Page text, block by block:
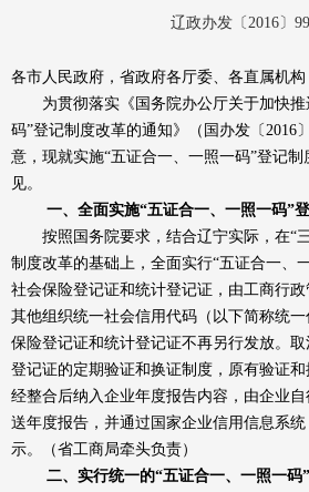
辽政办发〔2016〕
各市人民政府，省政府各厅委、各直属机构
为贯彻落实《国务院办公厅关于加快推
码”登记制度改革的通知》（国办发〔2016
意，现就实施“五证合一、一照一码”登记
见。
一、全面实施“五证合一、一照一码”
按照国务院要求，结合辽宁实际，在“
制度改革的基础上，全面实行“五证合一、
社会保险登记证和统计登记证，由工商行
其他组织统一社会信用代码（以下简称统
保险登记证和统计登记证不再另行发放。
登记证的定期验证和换证制度，原有验证
经整合后纳入企业年度报告内容，由企业
送年度报告，并通过国家企业信用信息系
示。（省工商局牵头负责）
二、实行统一的“五证合一、一照一码